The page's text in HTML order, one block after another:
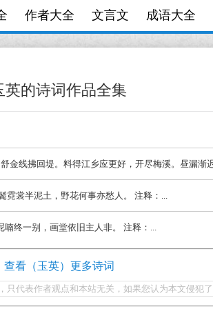
作者大全 文言文 成语大全
英的诗词作品全集
金线拂回堤。料得江乡应更好，开尽梅溪。昼漏渐
霓裳半泥土，野花何事亦愁人。 注释：...
终一别，画堂依旧主人非。 注释：...
查看（玉英）更多诗词
代表作者观点和本站无关，如果您认为本文侵犯